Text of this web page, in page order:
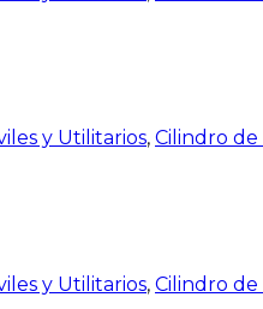
y Utilitarios, Cilindro
y Utilitarios, Cilindro